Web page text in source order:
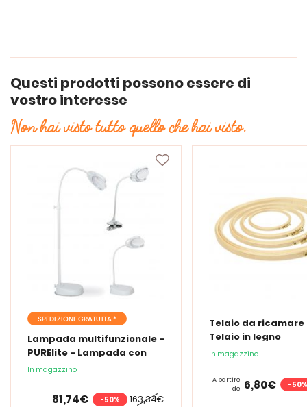
Questi prodotti possono essere di
vostro interesse
Non hai visto tutto quello che hai visto.
SPEDIZIONE GRATUITA *
Lampada multifunzionale -
PURElite - Lampada con
lente d'ingrandimento
In magazzino
163,34€
81,74€ -50%
Telaio da ricamare
Telaio in legno
In magazzino
A partire
de 6,80€ -50%